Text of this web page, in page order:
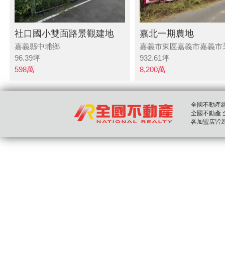
社口國小雙面路景觀建地
嘉義縣中埔鄉
96.39坪
598萬
嘉北一期農地
嘉義市東區嘉義市嘉義市
932.61坪
8,200萬
全國不動產
全國不動產
各加盟店皆